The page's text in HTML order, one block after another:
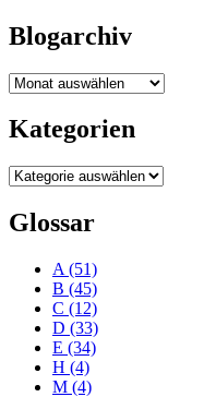
Blogarchiv
Blogarchiv
Kategorien
Kategorien
Glossar
A (51)
B (45)
C (12)
D (33)
E (34)
H (4)
M (4)